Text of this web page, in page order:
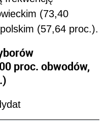
(73,40
(57,64 proc.).
proc. obwodów,